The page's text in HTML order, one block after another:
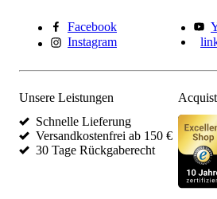
Facebook
Instagram
Unsere Leistungen
Schnelle Lieferung
Versandkostenfrei ab 150 €
30 Tage Rückgaberecht